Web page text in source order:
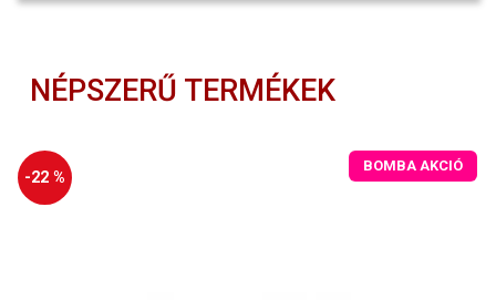
NÉPSZERŰ TERMÉKEK
-22 %
BOMBA AKCIÓ